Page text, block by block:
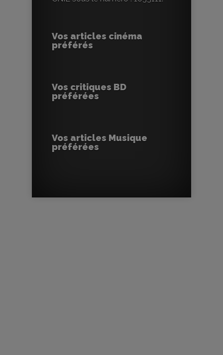
Vos articles cinéma
préférés
Vos critiques BD
préférées
Vos articles Musique
préférées